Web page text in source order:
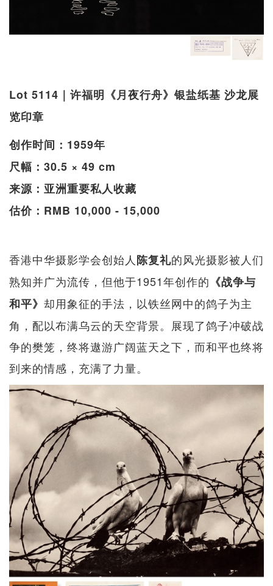
Lot 5114｜许福明《月夜行舟》银盐纸基 沙龙展
览印章
创作时间：1959年
尺幅：30.5 × 49 cm
来源：亚洲重要私人收藏
估价：RMB 10,000 - 15,000
香港中华摄影学会创始人陈复礼的风光摄影被人们
熟知并广为流传，但他于1951年创作的 《战争与
和平》 却用象征的手法，以铁丝网中的鸽子为主
角，配以布满乌云的天空背景。展现了鸽子冲破战
争的樊笼，终将遨游广阔蓝天之下，而和平也终将
到来的情感，充满了力量。